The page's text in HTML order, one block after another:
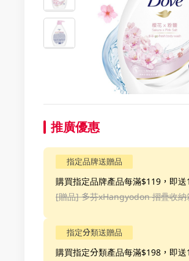
推廣優惠
指定品牌送贈品
購買指定品牌產品每滿$119，即
[贈品] 多芬xHangyodon 摺疊收納
指定分類送贈品
購買指定分類產品每滿$198，即